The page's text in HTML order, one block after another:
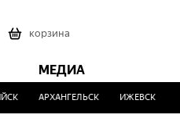
корзина
МЕДИА
АРХАНГЕЛЬСК ИЖЕВСК